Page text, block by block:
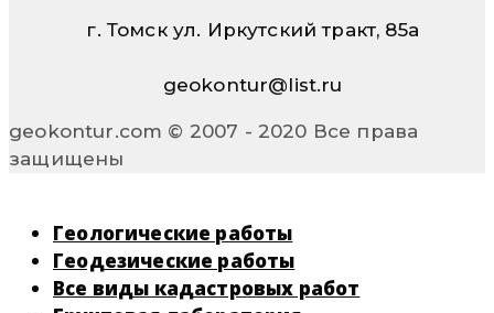
г. Томск ул. Иркутский тракт, 85а
geokontur@list.ru
geokontur.com © 2007 - 2020 Все права
защищены
Геологические работы
Геодезические работы
Все виды кадастровых работ